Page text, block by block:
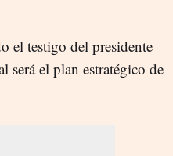
el testigo del presidente
será el plan estratégico de